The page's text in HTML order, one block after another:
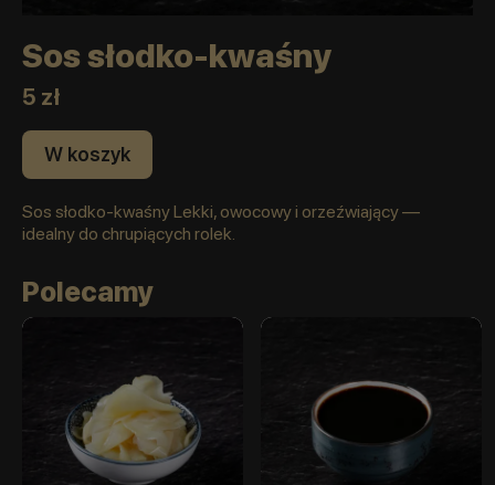
Sos słodko‑kwaśny
5 zł
W koszyk
Sos słodko‑kwaśny Lekki, owocowy i orzeźwiający —
idealny do chrupiących rolek.
Polecamy